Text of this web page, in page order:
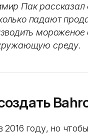
Пак рассказал
падают
мороженое
среду.
году, но